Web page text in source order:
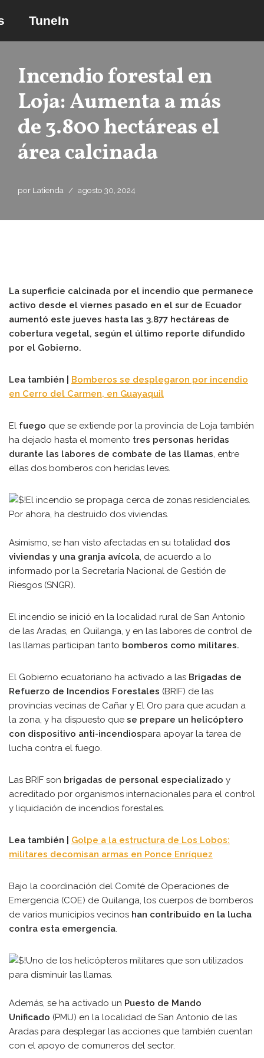
TuneIn
Incendio forestal en
Loja: Aumenta a más
de 3.800 hectáreas el
área calcinada
por Latienda agosto 30, 2024
La superficie calcinada por el incendio que permanece
activo desde el viernes pasado en el sur de Ecuador
aumentó este jueves hasta las 3.877 hectáreas de
cobertura vegetal, según el último reporte difundido
por el Gobierno.
Lea también | Bomberos se desplegaron por incendio
en Cerro del Carmen, en Guayaquil
El fuego que se extiende por la provincia de Loja también
ha dejado hasta el momento tres personas heridas
durante las labores de combate de las llamas, entre
ellas dos bomberos con heridas leves.
Asimismo, se han visto afectadas en su totalidad dos
viviendas y una granja avícola, de acuerdo a lo
informado por la Secretaría Nacional de Gestión de
Riesgos (SNGR).
El incendio se inició en la localidad rural de San Antonio
de las Aradas, en Quilanga, y en las labores de control de
las llamas participan tanto bomberos como militares.
El Gobierno ecuatoriano ha activado a las Brigadas de
Refuerzo de Incendios Forestales (BRIF) de las
provincias vecinas de Cañar y El Oro para que acudan a
la zona, y ha dispuesto que se prepare un helicóptero
con dispositivo anti-incendiospara apoyar la tarea de
lucha contra el fuego.
Las BRIF son brigadas de personal especializado y
acreditado por organismos internacionales para el control
y liquidación de incendios forestales.
Lea también | Golpe a la estructura de Los Lobos:
militares decomisan armas en Ponce Enríquez
Bajo la coordinación del Comité de Operaciones de
Emergencia (COE) de Quilanga, los cuerpos de bomberos
de varios municipios vecinos han contribuido en la lucha
contra esta emergencia.
Además, se ha activado un Puesto de Mando
Unificado (PMU) en la localidad de San Antonio de las
Aradas para desplegar las acciones que también cuentan
con el apoyo de comuneros del sector.